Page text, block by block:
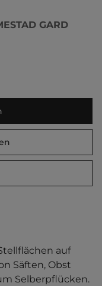
GARD
auf
Säften, Obst
Selberpflücken.